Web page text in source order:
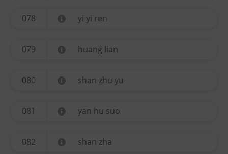
078 yi yi ren
079 huang lian
080 shan zhu yu
081 yan hu suo
082 shan zha